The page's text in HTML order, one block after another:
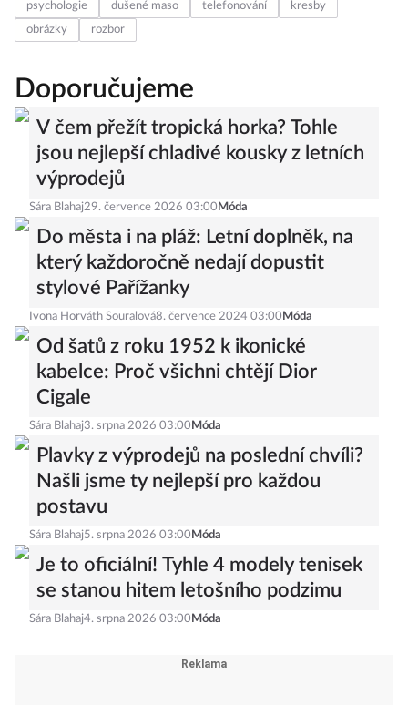
psychologie dušené maso telefonování
kresby
obrázky
rozbor
Doporučujeme
V čem přežít tropická horka? Tohle
jsou nejlepší chladivé kousky z letních
výprodejů
Sára Blahaj29. července 2026 03:00 Móda
Do města i na pláž: Letní doplněk, na
který každoročně nedají dopustit
stylové Pařížanky
Ivona Horváth Souralová8. července 2024 03:00 Móda
Od šatů z roku 1952 k ikonické
kabelce: Proč všichni chtějí Dior
Cigale
Sára Blahaj3. srpna 2026 03:00 Móda
Plavky z výprodejů na poslední chvíli?
Našli jsme ty nejlepší pro každou
postavu
Sára Blahaj5. srpna 2026 03:00 Móda
Je to oficiální! Tyhle 4 modely tenisek
se stanou hitem letošního podzimu
Sára Blahaj4. srpna 2026 03:00 Móda